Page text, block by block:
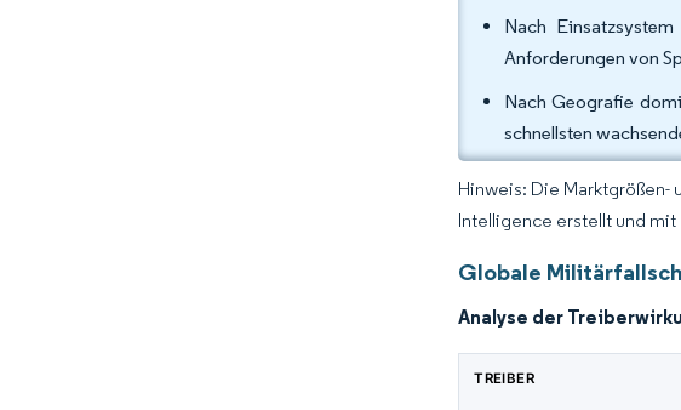
Nach
Anforderungen von
Nach Geografie
schnellsten
Hinweis: Die
Intelligence erstellt und
Globale
Analyse der
TREIBER